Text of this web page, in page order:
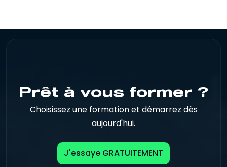
Prêt à vous former ?
Choisissez une formation et démarrez dès
aujourd'hui.
J'essaye GRATUITEMENT